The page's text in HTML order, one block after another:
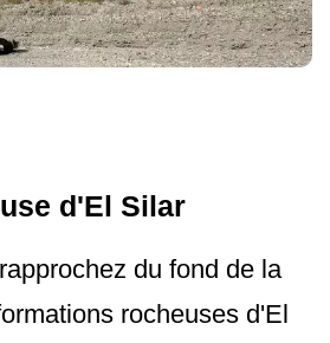
d'El Silar
du fond de la
rocheuses d'El